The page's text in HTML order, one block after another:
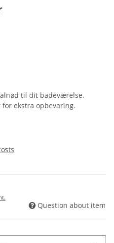
til dit badeværelse.
ekstra opbevaring.
Question about item